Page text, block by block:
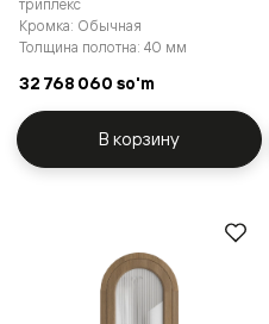
триплекс
Кромка: Обычная
Толщина полотна: 40 мм
32 768 060 so'm
В корзину